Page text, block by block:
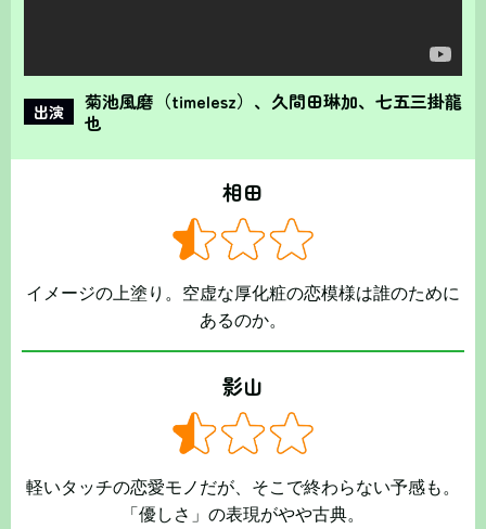
出演
菊池風磨（timelesz）、久間田琳加、七五三掛龍
也
相田
イメージの上塗り。空虚な厚化粧の恋模様は誰のために
あるのか。
影山
軽いタッチの恋愛モノだが、そこで終わらない予感も。
「優しさ」の表現がやや古典。